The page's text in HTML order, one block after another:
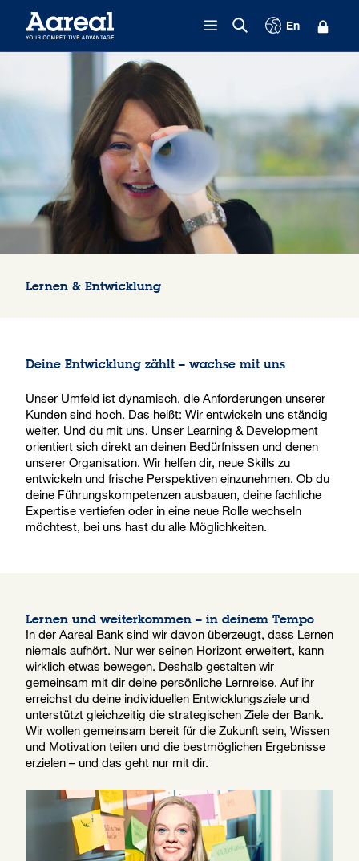
En
Lernen & Entwicklung
Deine Entwicklung zählt – wachse mit uns
Unser Umfeld ist dynamisch, die Anforderungen unserer
Kunden sind hoch. Das heißt: Wir entwickeln uns ständig
weiter. Und du mit uns. Unser Learning & Development
orientiert sich direkt an deinen Bedürfnissen und denen
unserer Organisation. Wir helfen dir, neue Skills zu
entwickeln und frische Perspektiven einzunehmen. Ob du
deine Führungskompetenzen ausbauen, deine fachliche
Expertise vertiefen oder in eine neue Rolle wechseln
möchtest, bei uns hast du alle Möglichkeiten.
Lernen und weiterkommen – in deinem Tempo
In der Aareal Bank sind wir davon überzeugt, dass Lernen
niemals aufhört. Nur wer seinen Horizont erweitert, kann
wirklich etwas bewegen. Deshalb gestalten wir
gemeinsam mit dir deine persönliche Lernreise. Auf ihr
erreichst du deine individuellen Entwicklungsziele und
unterstützt gleichzeitig die strategischen Ziele der Bank.
Wir wollen gemeinsam bereit für die Zukunft sein, Wissen
und Motivation teilen und die bestmöglichen Ergebnisse
erzielen – und das geht nur mit dir.